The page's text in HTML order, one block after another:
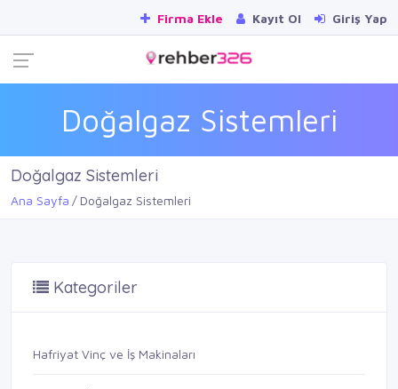
Firma Ekle Kayıt Ol Giriş Yap
Doğalgaz Sistemleri
Doğalgaz Sistemleri
Ana Sayfa Doğalgaz Sistemleri
Kategoriler
Hafriyat Vinç ve İş Makinaları